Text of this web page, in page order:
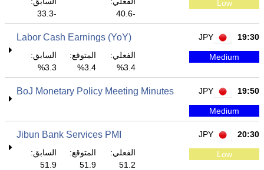
Low
-40.6
-33.3
19:30
JPY
Labor Cash Earnings (YoY)
Medium
الفعلي:
3.4%
المتوقع:
3.4%
السابق:
3.3%
19:50
JPY
BoJ Monetary Policy Meeting Minutes
Medium
20:30
JPY
Jibun Bank Services PMI
Low
الفعلي:
51.2
المتوقع:
51.9
السابق:
51.9